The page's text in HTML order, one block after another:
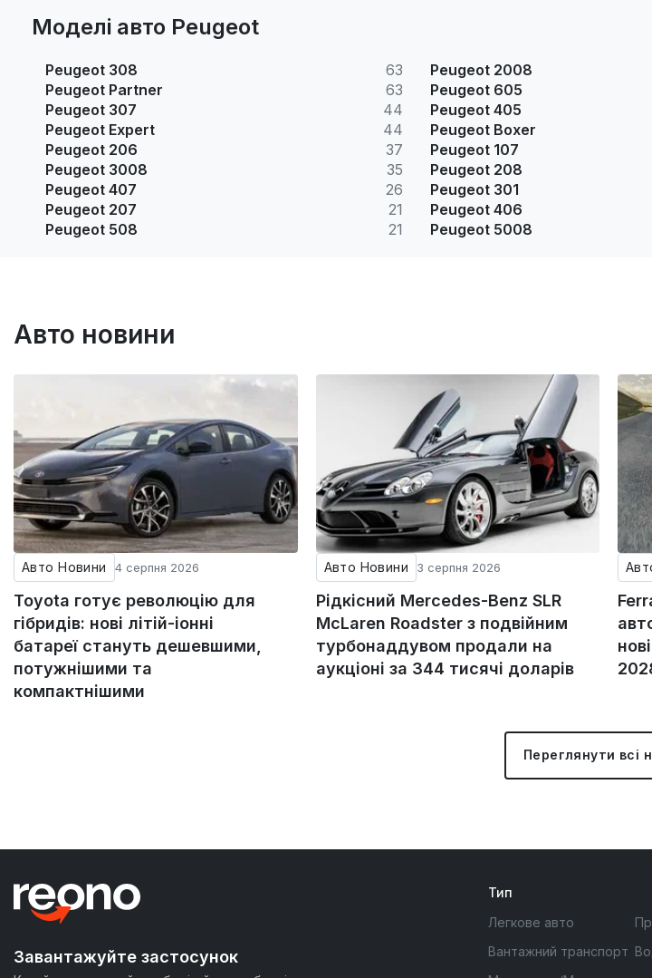
Моделі авто Peugeot
Peugeot 308
63
Peugeot Partner
63
Peugeot 307
44
Peugeot Expert
44
Peugeot 206
37
Peugeot 3008
35
Peugeot 407
26
Peugeot 207
21
Peugeot 508
21
Peugeot 2008
Peugeot 605
Peugeot 405
Peugeot Boxer
Peugeot 107
Peugeot 208
Peugeot 301
Peugeot 406
Peugeot 5008
Авто новини
Авто Новини 4 серпня 2026
Toyota готує революцію для
гібридів: нові літій-іонні
батареї стануть дешевшими,
потужнішими та
компактнішими
Авто Новини 3 серпня 2026
Рідкісний Mercedes-Benz SLR
McLaren Roadster з подвійним
турбонаддувом продали на
аукціоні за 344 тисячі доларів
Переглянути всі
Завантажуйте застосунок
Тип
Легкове авто
Вантажний транспорт